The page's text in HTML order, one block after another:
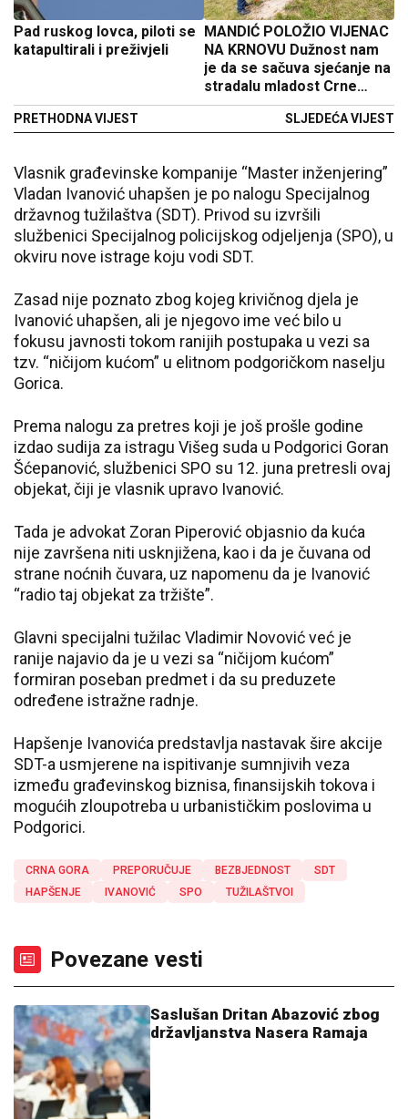
Pad ruskog lovca, piloti se
katapultirali i preživjeli
PRETHODNA VIJEST
MANDIĆ POLOŽIO VIJENAC
NA KRNOVU Dužnost nam
je da se sačuva sjećanje na
stradalu mladost Crne
Gore
SLJEDEĆA VIJEST
Vlasnik građevinske kompanije “Master inženjering”
Vladan Ivanović uhapšen je po nalogu Specijalnog
državnog tužilaštva (SDT). Privod su izvršili
službenici Specijalnog policijskog odjeljenja (SPO), u
okviru nove istrage koju vodi SDT.
Zasad nije poznato zbog kojeg krivičnog djela je
Ivanović uhapšen, ali je njegovo ime već bilo u
fokusu javnosti tokom ranijih postupaka u vezi sa
tzv. “ničijom kućom” u elitnom podgoričkom naselju
Gorica.
Prema nalogu za pretres koji je još prošle godine
izdao sudija za istragu Višeg suda u Podgorici Goran
Šćepanović, službenici SPO su 12. juna pretresli ovaj
objekat, čiji je vlasnik upravo Ivanović.
Tada je advokat Zoran Piperović objasnio da kuća
nije završena niti usknjižena, kao i da je čuvana od
strane noćnih čuvara, uz napomenu da je Ivanović
“radio taj objekat za tržište”.
Glavni specijalni tužilac Vladimir Novović već je
ranije najavio da je u vezi sa “ničijom kućom”
formiran poseban predmet i da su preduzete
određene istražne radnje.
Hapšenje Ivanovića predstavlja nastavak šire akcije
SDT-a usmjerene na ispitivanje sumnjivih veza
između građevinskog biznisa, finansijskih tokova i
mogućih zloupotreba u urbanističkim poslovima u
Podgorici.
CRNA GORA PREPORUČUJE BEZBJEDNOST
SDT
HAPŠENJE
IVANOVIĆ SPO TUŽILAŠTVOI
Povezane vesti
Saslušan Dritan Abazović zbog
državljanstva Nasera Ramaja